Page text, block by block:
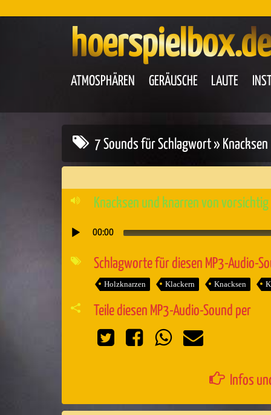
hoerspielbox.de
ATMOSPHÄREN GERÄUSCHE LAUTE
7 Sounds für Schlagwort » Knacksen
Knacksen und knarren von
Audio-
Player
00:00
Schlagworte für diesen MP3-Audio-
Holzknarzen Klackern Knacksen
Teile diesen MP3-Audio-Sound per
Infos